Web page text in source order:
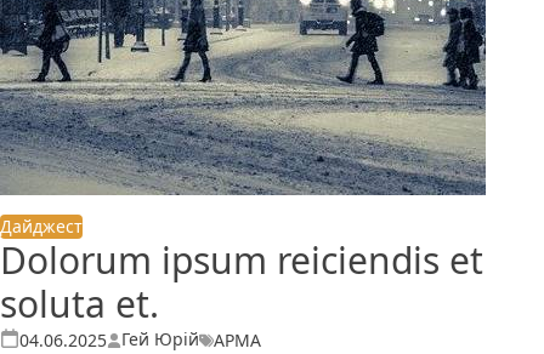
Дайджест
Dolorum ipsum reiciendis et
soluta et.
04.06.2025Опубліковано
Гей Юрій
Теги: АРМА